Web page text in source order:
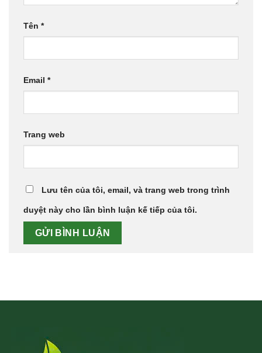
Tên *
Email *
Trang web
Lưu tên của tôi, email, và trang web trong trình
duyệt này cho lần bình luận kế tiếp của tôi.